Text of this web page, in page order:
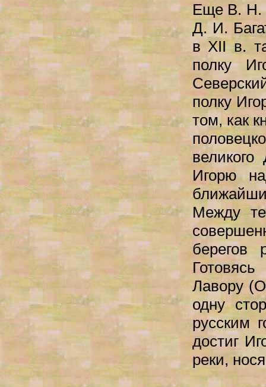
Еще В. Н.
Д. И.
в XII в.
полку
полку
том, как
Игорю
Между
Лавору
одну
русским
достиг
реки,